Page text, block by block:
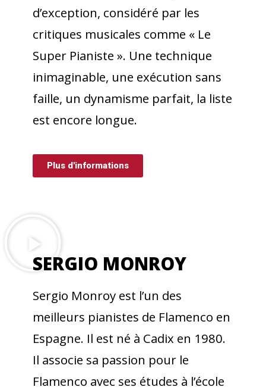
d’exception, considéré par les
critiques musicales comme « Le
Super Pianiste ». Une technique
inimaginable, une exécution sans
faille, un dynamisme parfait, la liste
est encore longue.
Plus d'informations
SERGIO MONROY​
Sergio Monroy est l’un des
meilleurs pianistes de Flamenco en
Espagne. Il est né à Cadix en 1980.
Il associe sa passion pour le
Flamenco avec ses études à l’école